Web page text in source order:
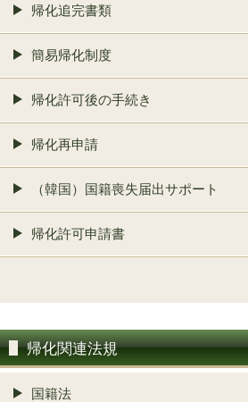
帰化追完書類
簡易帰化制度
帰化許可後の手続き
帰化再申請
（韓国）国籍喪失届出サポート
帰化許可申請書
帰化関連法規
国籍法